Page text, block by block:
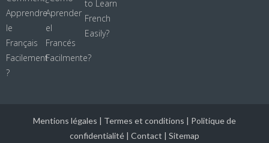
Mentions légales | Termes et conditions | Politique de
confidentialité | Contact | Sitemap